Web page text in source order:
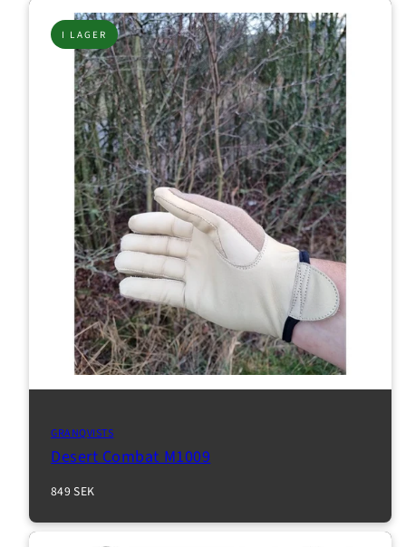
I LAGER
GRANQVISTS
Desert Combat M1009
Normalpris
849 SEK